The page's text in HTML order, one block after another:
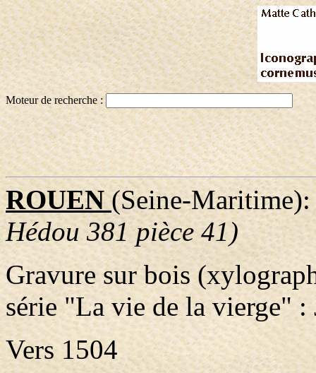
Moteur de recherche :
ROUEN(Seine-
Hédou 381 pièce 41)
Gravure sur bois
série "La vie de la vierge" :
Vers 1504